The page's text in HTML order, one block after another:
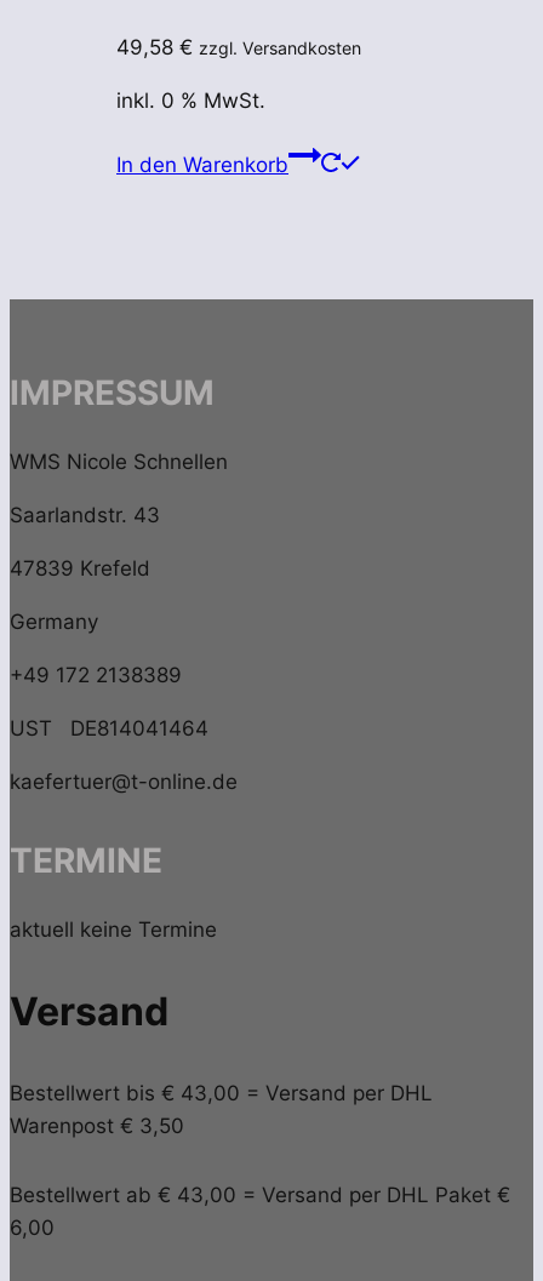
49,58 € zzgl. Versandkosten
inkl. 0 % MwSt.
In den Warenkorb
IMPRESSUM
WMS Nicole Schnellen
Saarlandstr. 43
47839 Krefeld
Germany
+49 172 2138389
UST DE814041464
kaefertuer@t-online.de
TERMINE
aktuell keine Termine
Versand
Bestellwert bis € 43,00 = Versand per DHL
Warenpost € 3,50
Bestellwert ab € 43,00 = Versand per DHL Paket €
6,00